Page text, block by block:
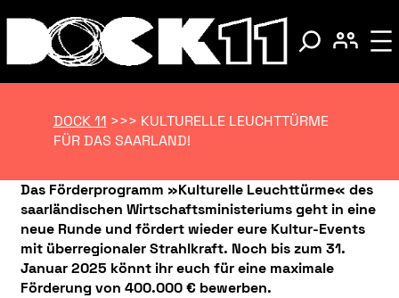
DOCK 11 >>> KULTURELLE LEUCHTTÜRME
FÜR DAS SAARLAND!
Das Förderprogramm »Kulturelle Leuchttürme« des
saarländischen Wirtschaftsministeriums geht in eine
neue Runde und fördert wieder eure Kultur-Events
mit überregionaler Strahlkraft. Noch bis zum 31.
Januar 2025 könnt ihr euch für eine maximale
Förderung von 400.000 € bewerben.